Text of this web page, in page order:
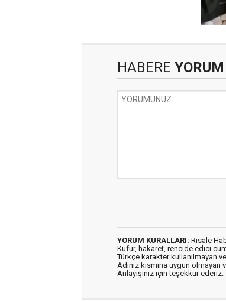
HABERE
YORUM KURALLARI: Risale
Küfür, hakaret, rencide edici
Türkçe karakter kullanılmayan
Adınız kısmına uygun
Anlayışınız için teşekkür ederiz.